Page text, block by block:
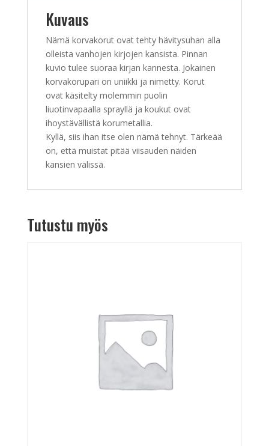
Kuvaus
Nämä korvakorut ovat tehty hävitysuhan alla
olleista vanhojen kirjojen kansista. Pinnan
kuvio tulee suoraa kirjan kannesta. Jokainen
korvakorupari on uniikki ja nimetty. Korut
ovat käsitelty molemmin puolin
liuotinvapaalla sprayllä ja koukut ovat
ihoystävällistä korumetallia.
Kyllä, siis ihan itse olen nämä tehnyt. Tärkeää
on, että muistat pitää viisauden näiden
kansien välissä.
Tutustu myös